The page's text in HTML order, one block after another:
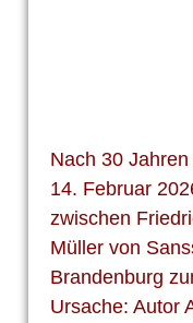
Nach 30
14. Februar
zwischen
Müller von
Brandenburg
Ursache: Autor